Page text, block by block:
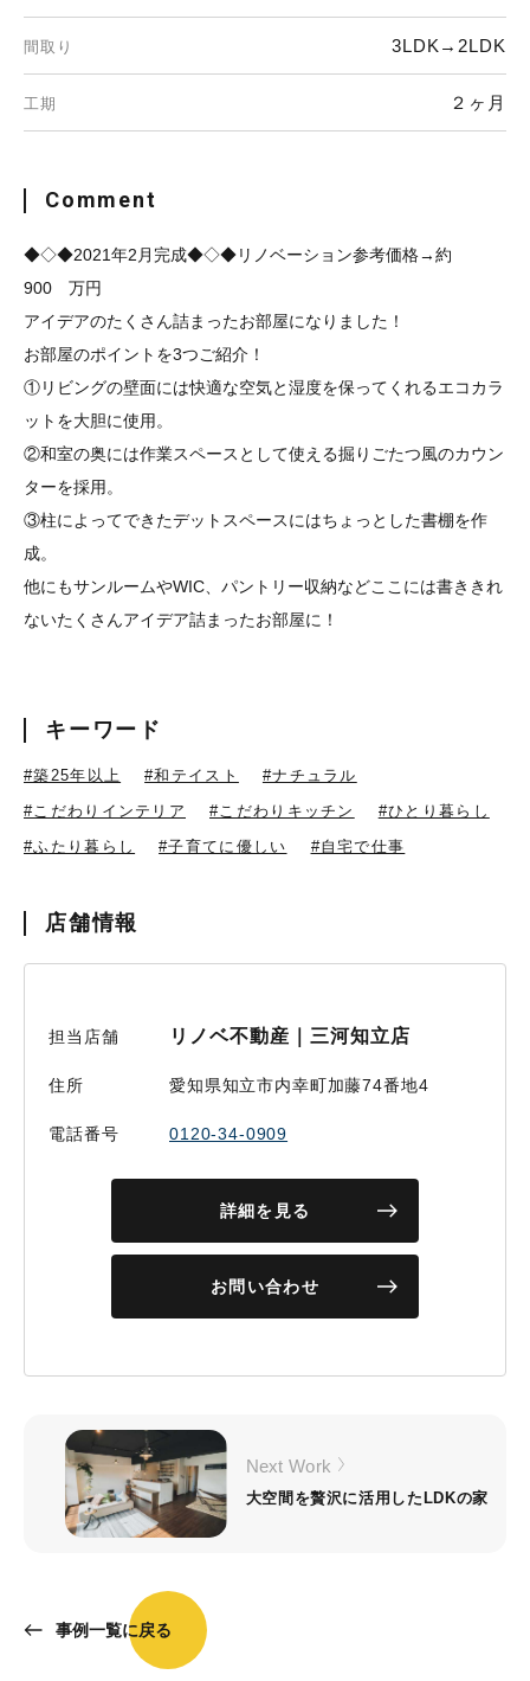
間取り 3LDK→2LDK
工期 ２ヶ月
Comment
◆◇◆2021年2月完成◆◇◆リノベーション参考価格→約
900 万円
アイデアのたくさん詰まったお部屋になりました！
お部屋のポイントを3つご紹介！
①リビングの壁面には快適な空気と湿度を保ってくれるエコカラ
ットを大胆に使用。
②和室の奥には作業スペースとして使える掘りごたつ風のカウン
ターを採用。
③柱によってできたデットスペースにはちょっとした書棚を作
成。
他にもサンルームやWIC、パントリー収納などここには書ききれ
ないたくさんアイデア詰まったお部屋に！
キーワード
#築25年以上 #和テイスト
#ナチュラル
#こだわりインテリア
#こだわりキッチン
#ひとり暮らし
#ふたり暮らし
#子育てに優しい #自宅で仕事
店舗情報
担当店舗 リノベ不動産｜三河知立店
住所 愛知県知立市内幸町加藤74番地4
電話番号 0120-34-0909
詳細を見る
お問い合わせ
事例一覧に戻る
Next Work
大空間を贅沢に活用したLDKの家